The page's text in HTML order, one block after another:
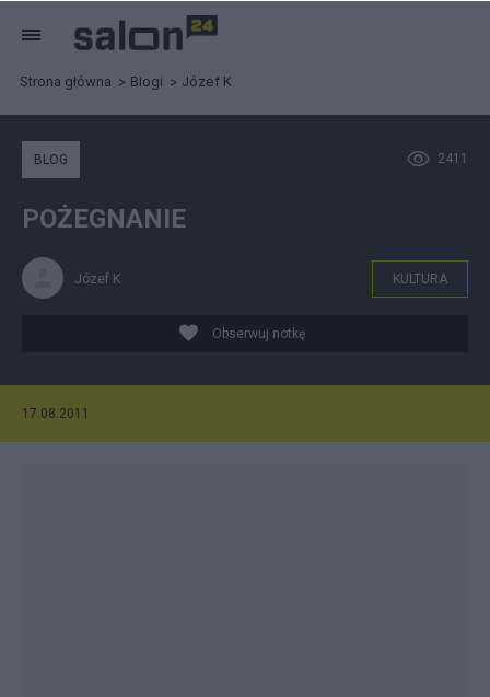
Strona główna Blogi Józef K
2411
BLOG
POŻEGNANIE
Józef K KULTURA
Obserwuj notkę
17.08.2011